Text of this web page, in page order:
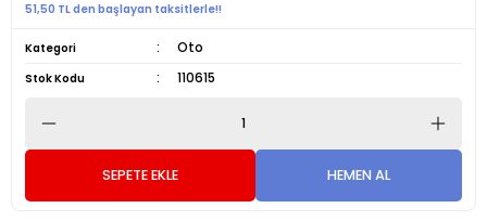
51,50 TL den başlayan taksitlerle!!
Kategori Oto
Stok Kodu 110615
SEPETE EKLE HEMEN AL